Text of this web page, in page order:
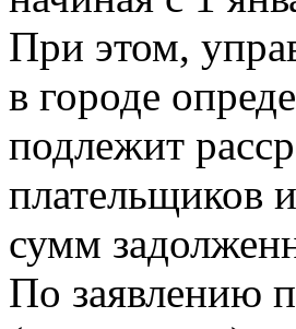
При этом,
в городе
подлежит
плательщиков
сумм
По заявлению